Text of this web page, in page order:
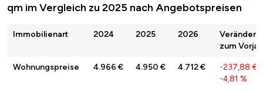
qm im Vergleich zu 2025 nach Angebotspreisen
Immobilienart 2024 2025 2026
zum
Wohnungspreise 4.966 € 4.950 € 4.712 € -237,88 €
-4,81 %